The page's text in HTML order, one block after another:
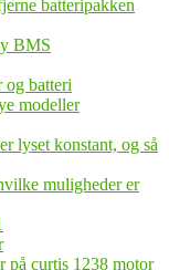
batteripakken
BMS
batteri
modeller
lyset konstant, og så
muligheder er
på curtis 1238 motor